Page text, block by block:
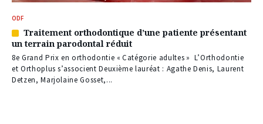
ODF
Article
réservé
à
nos
abonnés
Traitement orthodontique d’une patiente présentant
un terrain parodontal réduit
8e Grand Prix en orthodontie « Catégorie adultes » L’Orthodontie
et Orthoplus s’associent Deuxième lauréat : Agathe Denis, Laurent
Detzen, Marjolaine Gosset,...